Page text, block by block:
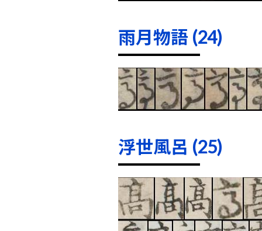
雨月物語 (24)
浮世風呂 (25)